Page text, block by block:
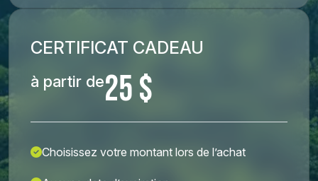
CERTIFICAT CADEAU
à partir de25 $
Choisissez votre montant lors de l’achat